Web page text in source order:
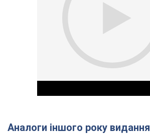
Аналоги іншого року видання